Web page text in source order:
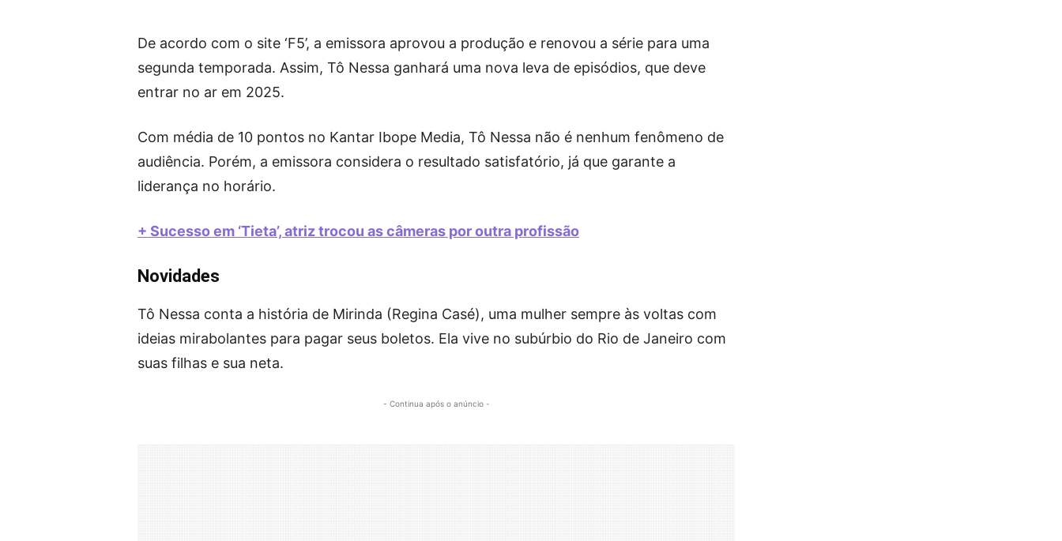
De acordo com o site ‘F5’, a emissora aprovou a produção e renovou a série para uma
segunda temporada. Assim, Tô Nessa ganhará uma nova leva de episódios, que deve
entrar no ar em 2025.
Com média de 10 pontos no Kantar Ibope Media, Tô Nessa não é nenhum fenômeno de
audiência. Porém, a emissora considera o resultado satisfatório, já que garante a
liderança no horário.
+ Sucesso em ‘Tieta’, atriz trocou as câmeras por outra profissão
Novidades
Tô Nessa conta a história de Mirinda (Regina Casé), uma mulher sempre às voltas com
ideias mirabolantes para pagar seus boletos. Ela vive no subúrbio do Rio de Janeiro com
suas filhas e sua neta.
- Continua após o anúncio -